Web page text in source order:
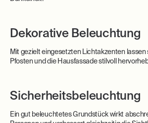
Dekorative Beleuchtung
Mit gezielt eingesetzten Lichtakzenten lassen
Pfosten und die Hausfassade stilvoll
Sicherheitsbeleuchtung
Ein gut beleuchtetes Grundstück wirkt